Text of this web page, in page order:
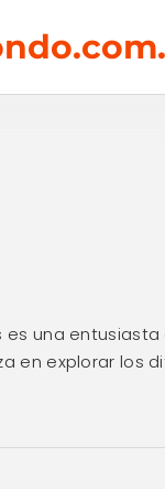
es una
en explorar los